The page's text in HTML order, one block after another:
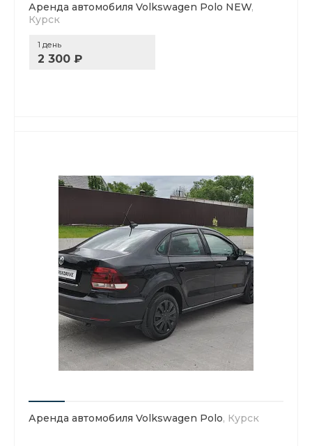
Аренда автомобиля Volkswagen Polo NEW,
Курск
1 день
2 300 ₽
Аренда автомобиля Volkswagen Polo, Курск